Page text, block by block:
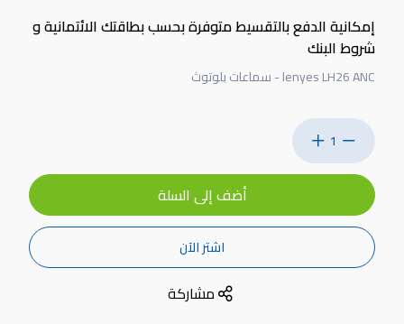
إمكانية الدفع بالتقسيط متوفرة بحسب بطاقتك الائتمانية و
شروط البنك
lenyes LH26 ANC - سماعات بلوتوث
1
أضف إلى السلة
اشتر الآن
مشاركة